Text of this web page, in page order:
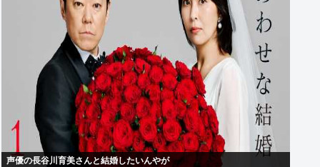
声優の長谷川育美さんと結婚したいんやが